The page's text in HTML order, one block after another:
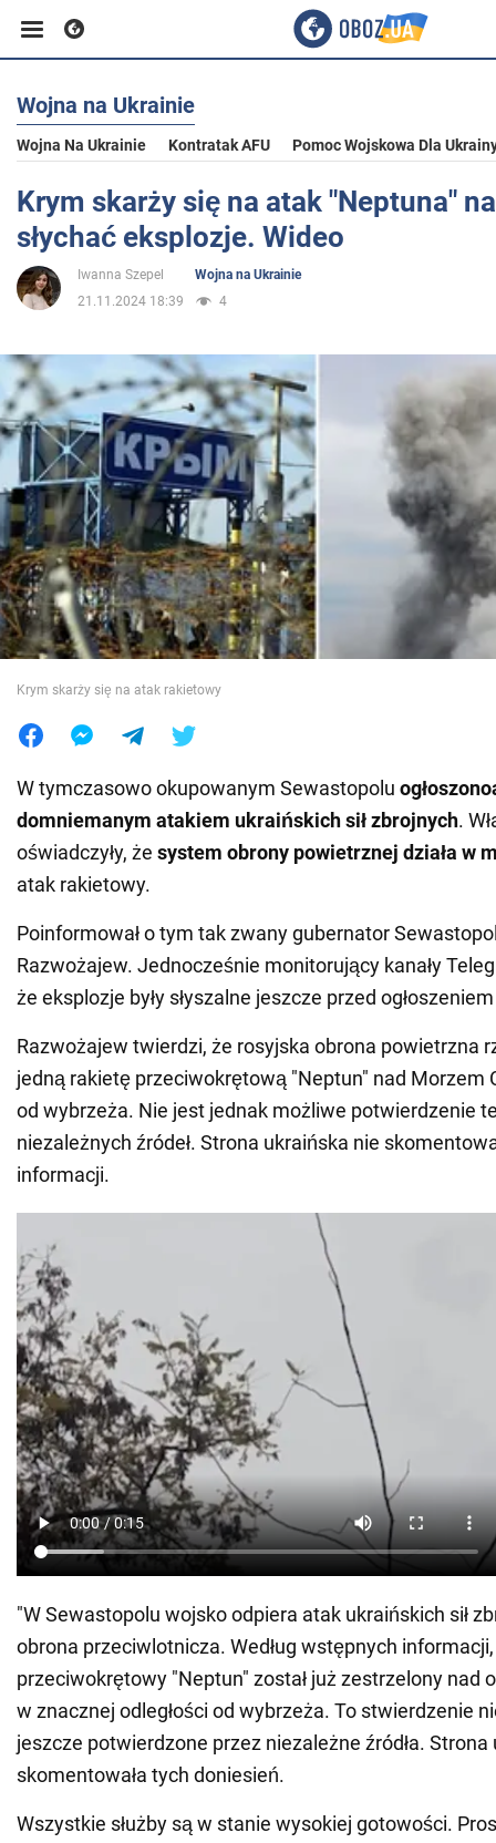
Biznes
Sport
Rozrywka
Polityka
Społeczeństwo
Wojna na Ukrainie
Świat
Jedzenie
Wojna na Ukrainie
Wojna Na Ukrainie Kontratak AFU Pomoc Wojskowa Dla
Krym skarży się na atak "Neptuna"
słychać eksplozje. Wideo
Iwanna Szepel
Wojna na Ukrainie
21.11.2024 18:39
4
Krym skarży się na atak rakietowy
W tymczasowo okupowanym Sewastopolu ogłoszono
domniemanym atakiem ukraińskich sił zbrojnych.
oświadczyły, że system obrony powietrznej działa w
atak rakietowy.
Poinformował o tym tak zwany gubernator
Razwożajew. Jednocześnie monitorujący kanały
że eksplozje były słyszalne jeszcze przed
Razwożajew twierdzi, że rosyjska obrona powietrzna
jedną rakietę przeciwokrętową "Neptun" nad Morzem
od wybrzeża. Nie jest jednak możliwe potwierdzenie
niezależnych źródeł. Strona ukraińska nie
informacji.
"W Sewastopolu wojsko odpiera atak ukraińskich sił
obrona przeciwlotnicza. Według wstępnych
przeciwokrętowy "Neptun" został już zestrzelony nad
w znacznej odległości od wybrzeża. To stwierdzenie
jeszcze potwierdzone przez niezależne źródła. Strona
skomentowała tych doniesień.
Wszystkie służby są w stanie wysokiej gotowości.